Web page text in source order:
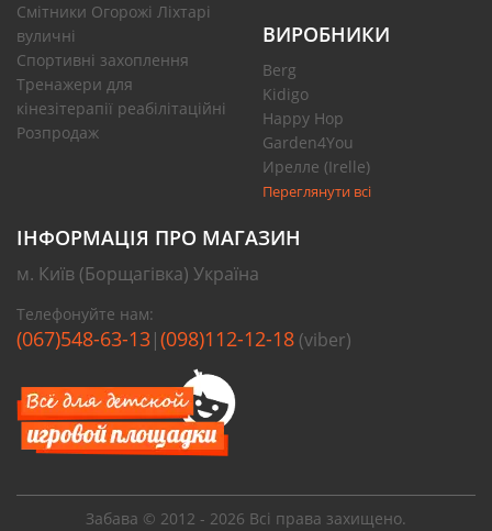
Смітники Огорожі Ліхтарі
вуличні
Спортивні захоплення
Тренажери для
кінезітерапії реабілітаційні
Розпродаж
ВИРОБНИКИ
Berg
Kidigo
Happy Hop
Garden4You
Ирелле (Irelle)
Переглянути всі
ІНФОРМАЦІЯ ПРО МАГАЗИН
м. Київ (Борщагівка) Україна
Телефонуйте нам:
(067)548-63-13|(098)112-12-18 (viber)
Забава © 2012 - 2026 Всі права захищено.